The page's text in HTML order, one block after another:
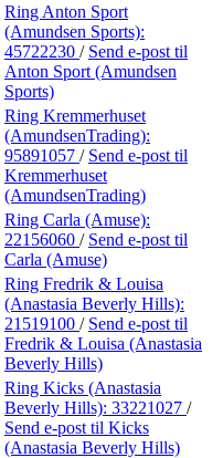
Ring Anton Sport
(Amundsen Sports):
45722230 / Send e-post til
Anton Sport (Amundsen
Sports)
Ring Kremmerhuset
(AmundsenTrading):
95891057 / Send e-post til
Kremmerhuset
(AmundsenTrading)
Ring Carla (Amuse):
22156060 / Send e-post til
Carla (Amuse)
Ring Fredrik & Louisa
(Anastasia Beverly Hills):
21519100 / Send e-post til
Fredrik & Louisa (Anastasia
Beverly Hills)
Ring Kicks (Anastasia
Beverly Hills): 33221027 /
Send e-post til Kicks
(Anastasia Beverly Hills)